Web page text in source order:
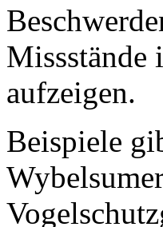
Missstände
aufzeigen.
Beispiele